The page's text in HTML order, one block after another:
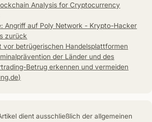
Analysis for Cryptocurrency
Angriff auf Poly Network - Krypto-Hacker
zurück
vor betrügerischen Handelsplattformen
der Länder und des
Betrug erkennen und vermeiden
dient ausschließlich der allgemeinen